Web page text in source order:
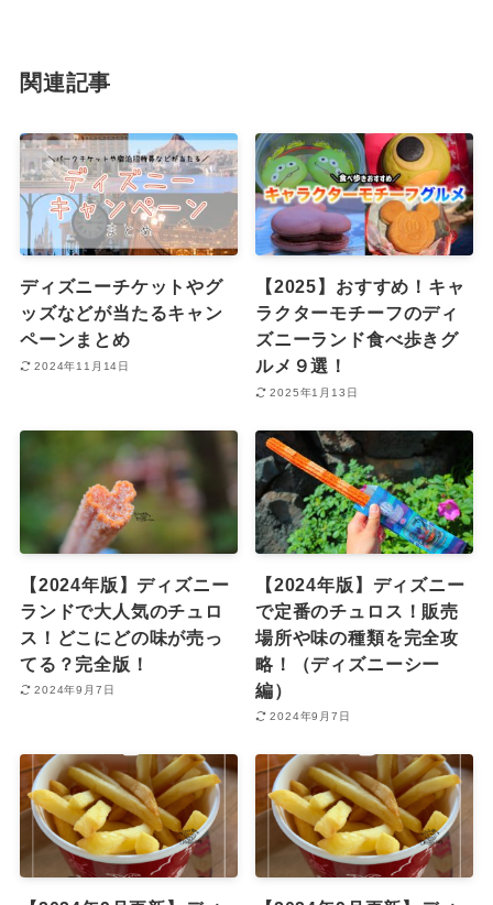
関連記事
ディズニーチケットやグ
ッズなどが当たるキャン
ペーンまとめ
2024年11月14日
【2025】おすすめ！キャ
ラクターモチーフのディ
ズニーランド食べ歩きグ
ルメ９選！
2025年1月13日
【2024年版】ディズニー
ランドで大人気のチュロ
ス！どこにどの味が売っ
てる？完全版！
2024年9月7日
【2024年版】ディズニー
で定番のチュロス！販売
場所や味の種類を完全攻
略！（ディズニーシー
編）
2024年9月7日